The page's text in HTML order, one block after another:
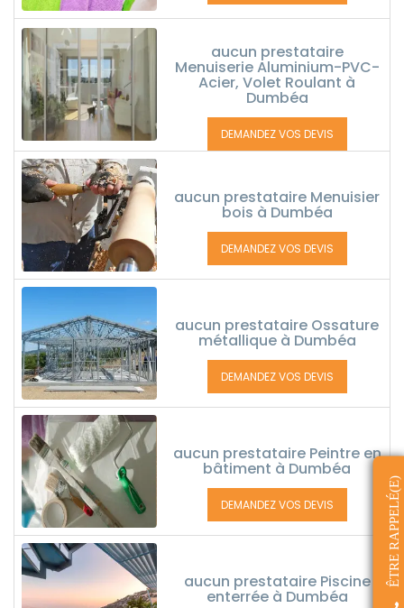
aucun prestataire
Menuiserie Aluminium-PVC-
Acier, Volet Roulant à
Dumbéa
DEMANDEZ VOS DEVIS
aucun prestataire Menuisier
bois à Dumbéa
DEMANDEZ VOS DEVIS
aucun prestataire Ossature
métallique à Dumbéa
DEMANDEZ VOS DEVIS
aucun prestataire Peintre en
bâtiment à Dumbéa
DEMANDEZ VOS DEVIS
aucun prestataire Piscine
enterrée à Dumbéa
ÊTRE RAPPELÉ(E)